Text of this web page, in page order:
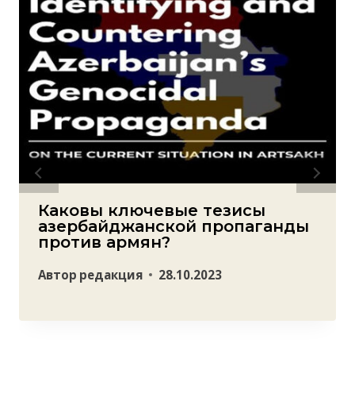
Каковы ключевые тезисы
азербайджанской пропаганды
против армян?
Автор редакция 28.10.2023